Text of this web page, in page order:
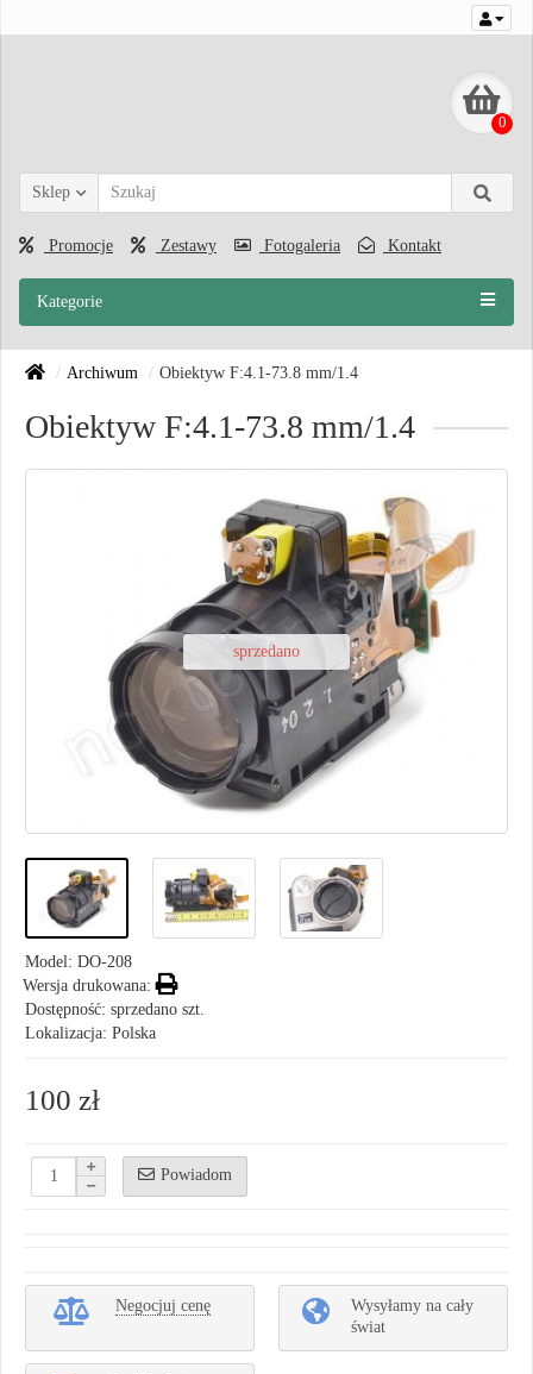
0
Sklep
Promocje Zestawy Fotogaleria Kontakt
Kategorie
Archiwum Obiektyw F:4.1-73.8 mm/1.4
Obiektyw F:4.1-73.8 mm/1.4
sprzedano
Model: DO-208
Wersja drukowana:
Dostępność: sprzedano szt.
Lokalizacja: Polska
100 zł
Powiadom
Negocjuj cenę
Wysyłamy na cały
świat